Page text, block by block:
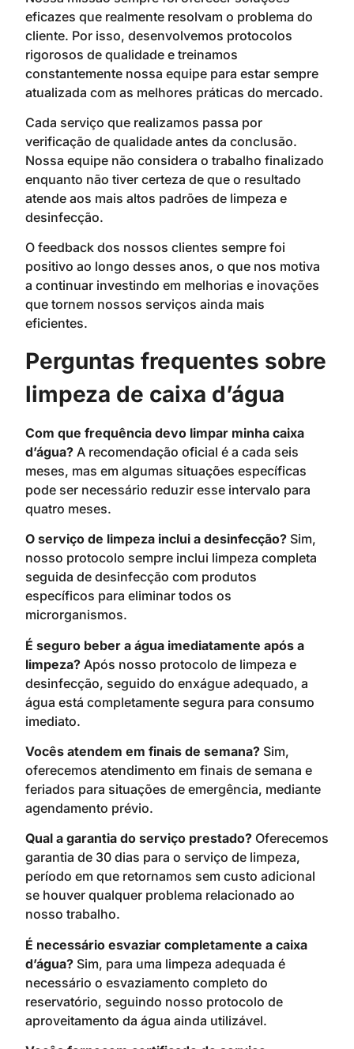
eficazes que realmente resolvam o problema do
cliente. Por isso, desenvolvemos protocolos
rigorosos de qualidade e treinamos
constantemente nossa equipe para estar sempre
atualizada com as melhores práticas do mercado.
Cada serviço que realizamos passa por
verificação de qualidade antes da conclusão.
Nossa equipe não considera o trabalho finalizado
enquanto não tiver certeza de que o resultado
atende aos mais altos padrões de limpeza e
desinfecção.
O feedback dos nossos clientes sempre foi
positivo ao longo desses anos, o que nos motiva
a continuar investindo em melhorias e inovações
que tornem nossos serviços ainda mais
eficientes.
Perguntas frequentes sobre
limpeza de caixa d’água
Com que frequência devo limpar minha caixa
d’água? A recomendação oficial é a cada seis
meses, mas em algumas situações específicas
pode ser necessário reduzir esse intervalo para
quatro meses.
O serviço de limpeza inclui a desinfecção? Sim,
nosso protocolo sempre inclui limpeza completa
seguida de desinfecção com produtos
específicos para eliminar todos os
microrganismos.
É seguro beber a água imediatamente após a
limpeza? Após nosso protocolo de limpeza e
desinfecção, seguido do enxágue adequado, a
água está completamente segura para consumo
imediato.
Vocês atendem em finais de semana? Sim,
oferecemos atendimento em finais de semana e
feriados para situações de emergência, mediante
agendamento prévio.
Qual a garantia do serviço prestado? Oferecemos
garantia de 30 dias para o serviço de limpeza,
período em que retornamos sem custo adicional
se houver qualquer problema relacionado ao
nosso trabalho.
É necessário esvaziar completamente a caixa
d’água? Sim, para uma limpeza adequada é
necessário o esvaziamento completo do
reservatório, seguindo nosso protocolo de
aproveitamento da água ainda utilizável.